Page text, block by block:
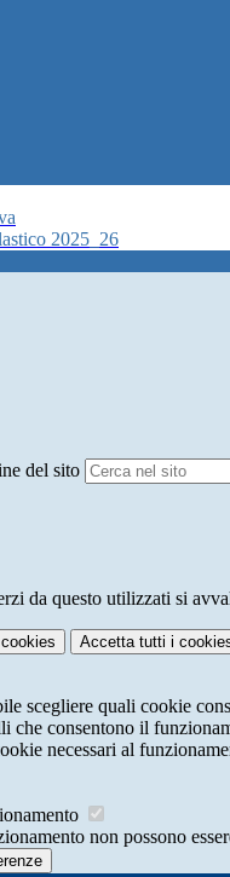
2025_26
del sito
da questo utilizzati si
Accetta tutti i
scegliere quali cookie
che consentono il
necessari al
non possono